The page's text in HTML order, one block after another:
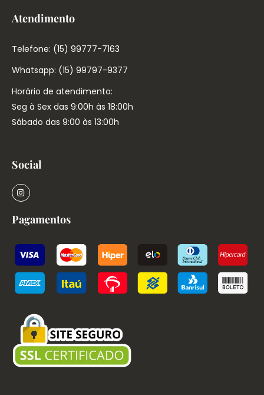
Atendimento
Telefone: (15) 99777-7163
Whatsapp: (15) 99797-9377
Horário de atendimento:
Seg à Sex das 9:00h às 18:00h
Sábado das 9:00 às 13:00h
Social
Pagamentos